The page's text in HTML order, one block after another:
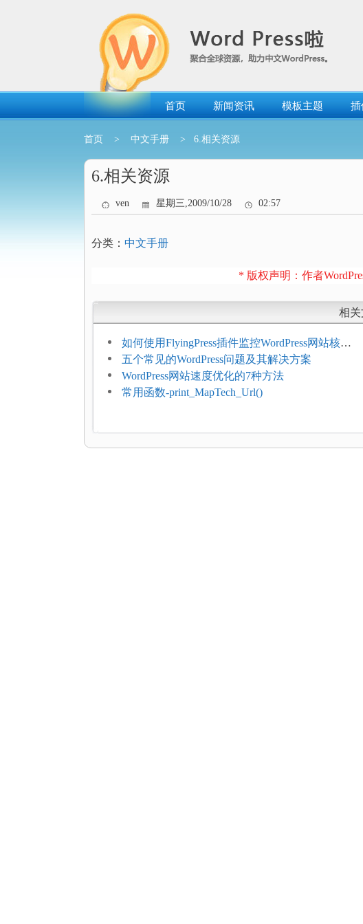
首页 新闻资讯 模板主题 插
首页 > 中文手册 > 6.相关资源
6.相关资源
ven 星期三,2009/10/28 02:57
分类： 中文手册
* 版权声明：作者
相关
如何使用FlyingPress插件监控WordPress网站核心
网页指标（CWV）
五个常见的WordPress问题及其解决方案
WordPress网站速度优化的7种方法
常用函数-print_MapTech_Url()